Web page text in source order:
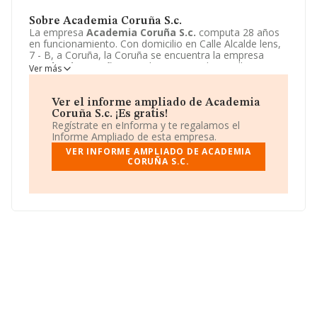
Sobre Academia Coruña S.c.
La empresa Academia Coruña S.c. computa 28 años
en funcionamiento. Con domicilio en Calle Alcalde lens,
7 - B, a Coruña, la Coruña se encuentra la empresa
Academia Coruña S.c.
. El CNAE que desarrolla es 8559
- Otra educación n.c.o.p..Academia Coruña S.c.está
visite su página web:http://www.academiacoruna.gal
Ver más
Ver el informe ampliado de Academia
Coruña S.c. ¡Es gratis!
Regístrate en eInforma y te regalamos el
Informe Ampliado de esta empresa.
VER INFORME AMPLIADO DE ACADEMIA
CORUÑA S.C.